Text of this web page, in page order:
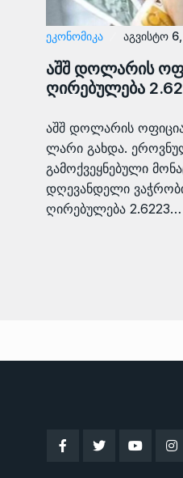
ᲔᲙᲝᲜᲝᲛᲘᲙᲐ აგვისტო
აშშ დოლარის
ღირებულება
აშშ დოლარის
ლარი გახდა.
გამოქვეყნებული
დღევანდელი
ღირებულება 2.6223…